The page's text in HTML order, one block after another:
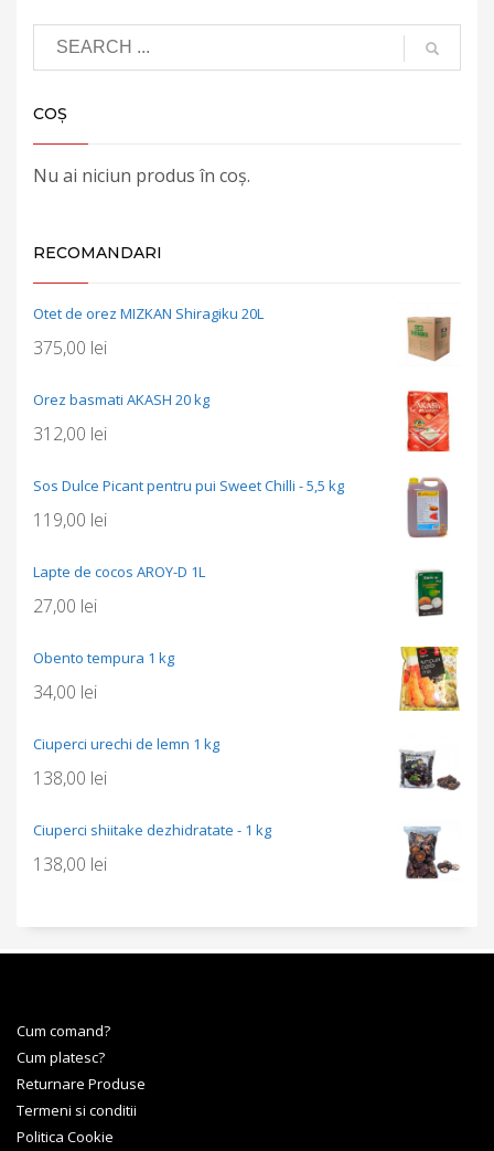
COȘ
Nu ai niciun produs în coș.
RECOMANDARI
Otet de orez MIZKAN Shiragiku 20L
375,00 lei
Orez basmati AKASH 20 kg
312,00 lei
Sos Dulce Picant pentru pui Sweet Chilli - 5,5 kg
119,00 lei
Lapte de cocos AROY-D 1L
27,00 lei
Obento tempura 1 kg
34,00 lei
Ciuperci urechi de lemn 1 kg
138,00 lei
Ciuperci shiitake dezhidratate - 1 kg
138,00 lei
Cum comand?
Cum platesc?
Returnare Produse
Termeni si conditii
Politica Cookie